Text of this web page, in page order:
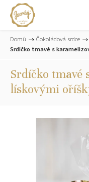
Domů / Čokoládová srdce /
Srdíčko tmavé s
Srdíčko tmavé
lískovými